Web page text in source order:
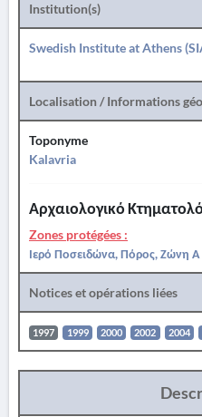
Institution(s)
Swedish Institute at Athens
Localisation / Informations
Toponyme
Kalavria
Αρχαιολογικό
Zones protégées :
Ιερό Ποσειδώνα, Πόρος, Ζώνη Α
Notices et opérations liées
1997 1999 2000 2002 2004